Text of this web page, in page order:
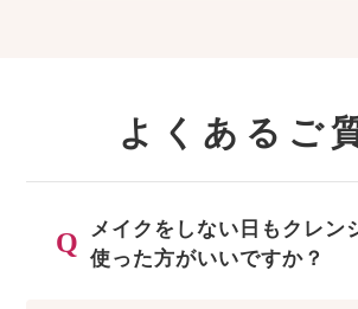
い“お手当て”への想
対策
よくあるご
メイクをしない日もクレン
使った方がいいですか？